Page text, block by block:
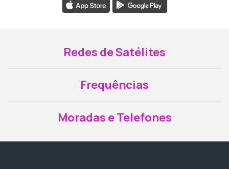
Redes de Satélites
Frequências
Moradas e Telefones